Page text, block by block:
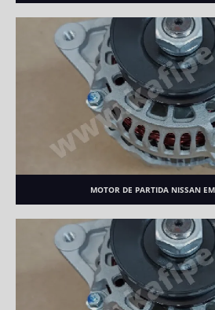
MOTOR DE PARTIDA NISSAN